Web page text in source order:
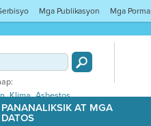
Mga Publikasyon Mga Porma
,Klima,Asbestos
PANANALIKSIK AT MGA
DATOS